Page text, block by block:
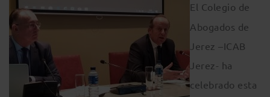
El Colegio de
Abogados de
Jerez –ICAB
Jerez- ha
celebrado esta